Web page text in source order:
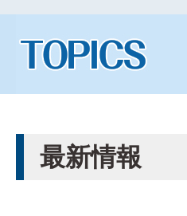
最新情報